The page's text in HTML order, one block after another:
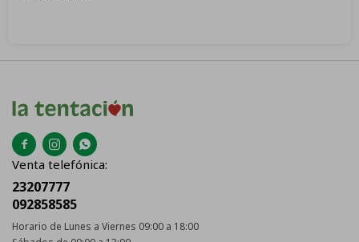
  
Venta telefónica:
23207777
092858585
Horario de Lunes a Viernes 09:00 a 18:00